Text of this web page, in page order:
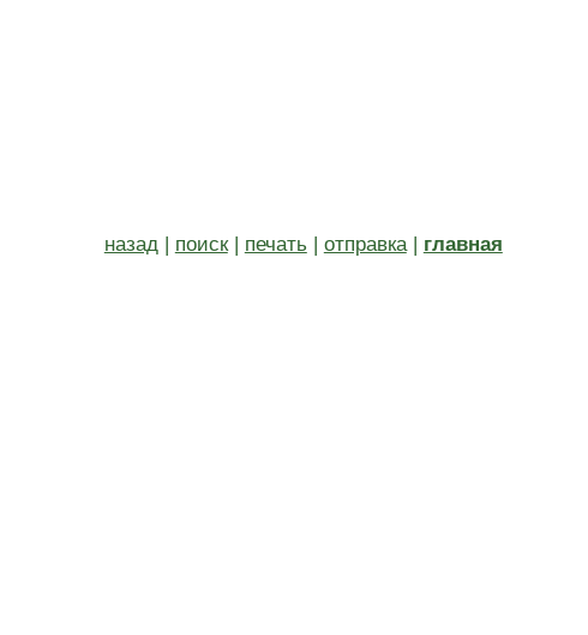
назад| поиск| печать | отправка| главная